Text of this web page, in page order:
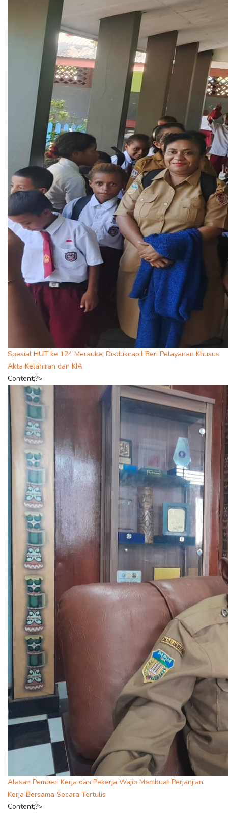
Spesial HUT ke 124 Merauke, Disdukcapil Beri Pelayanan Khusus
Akta Kelahiran dan KIA
Content;?>
Alasan Pemberi Kerja dan Pekerja Wajib Membuat Perjanjian
Kerja Bersama Secara Tertulis
Content;?>